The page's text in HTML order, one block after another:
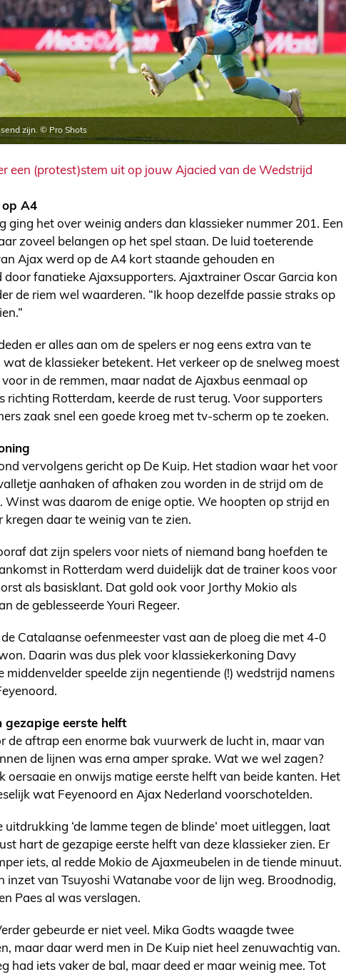
zijn. © Pro Shots
een (protest)stem uit op jouw Ajacied van de Wedstrijd
A4
ging het over weinig anders dan klassieker nummer 201. Een
zoveel belangen op het spel staan. De luid toeterende
Ajax werd op de A4 kort staande gehouden en
fanatieke Ajaxsupporters. Ajaxtrainer Oscar Garcia kon
de riem wel waarderen. “Ik hoop dezelfde passie straks op
er alles aan om de spelers er nog eens extra van te
de klassieker betekent. Het verkeer op de snelweg moest
in de remmen, maar nadat de Ajaxbus eenmaal op
richting Rotterdam, keerde de rust terug. Voor supporters
zaak snel een goede kroeg met tv-scherm op te zoeken.
vervolgens gericht op De Kuip. Het stadion waar het voor
aanhaken of afhaken zou worden in de strijd om de
Winst was daarom de enige optie. We hoopten op strijd en
kregen daar te weinig van te zien.
dat zijn spelers voor niets of niemand bang hoefden te
in Rotterdam werd duidelijk dat de trainer koos voor
als basisklant. Dat gold ook voor Jorthy Mokio als
de geblesseerde Youri Regeer.
Catalaanse oefenmeester vast aan de ploeg die met 4-0
Daarin was dus plek voor klassiekerkoning Davy
middenvelder speelde zijn negentiende (!) wedstrijd namens
gezapige eerste helft
de aftrap een enorme bak vuurwerk de lucht in, maar van
de lijnen was erna amper sprake. Wat we wel zagen?
oersaaie en onwijs matige eerste helft van beide kanten. Het
wat Feyenoord en Ajax Nederland voorschotelden.
uitdrukking ‘de lamme tegen de blinde’ moet uitleggen, laat
hart de gezapige eerste helft van deze klassieker zien. Er
iets, al redde Mokio de Ajaxmeubelen in de tiende minuut.
inzet van Tsuyoshi Watanabe voor de lijn weg. Broodnodig,
Paes al was verslagen.
gebeurde er niet veel. Mika Godts waagde twee
maar daar werd men in De Kuip niet heel zenuwachtig van.
had iets vaker de bal, maar deed er maar weinig mee. Tot